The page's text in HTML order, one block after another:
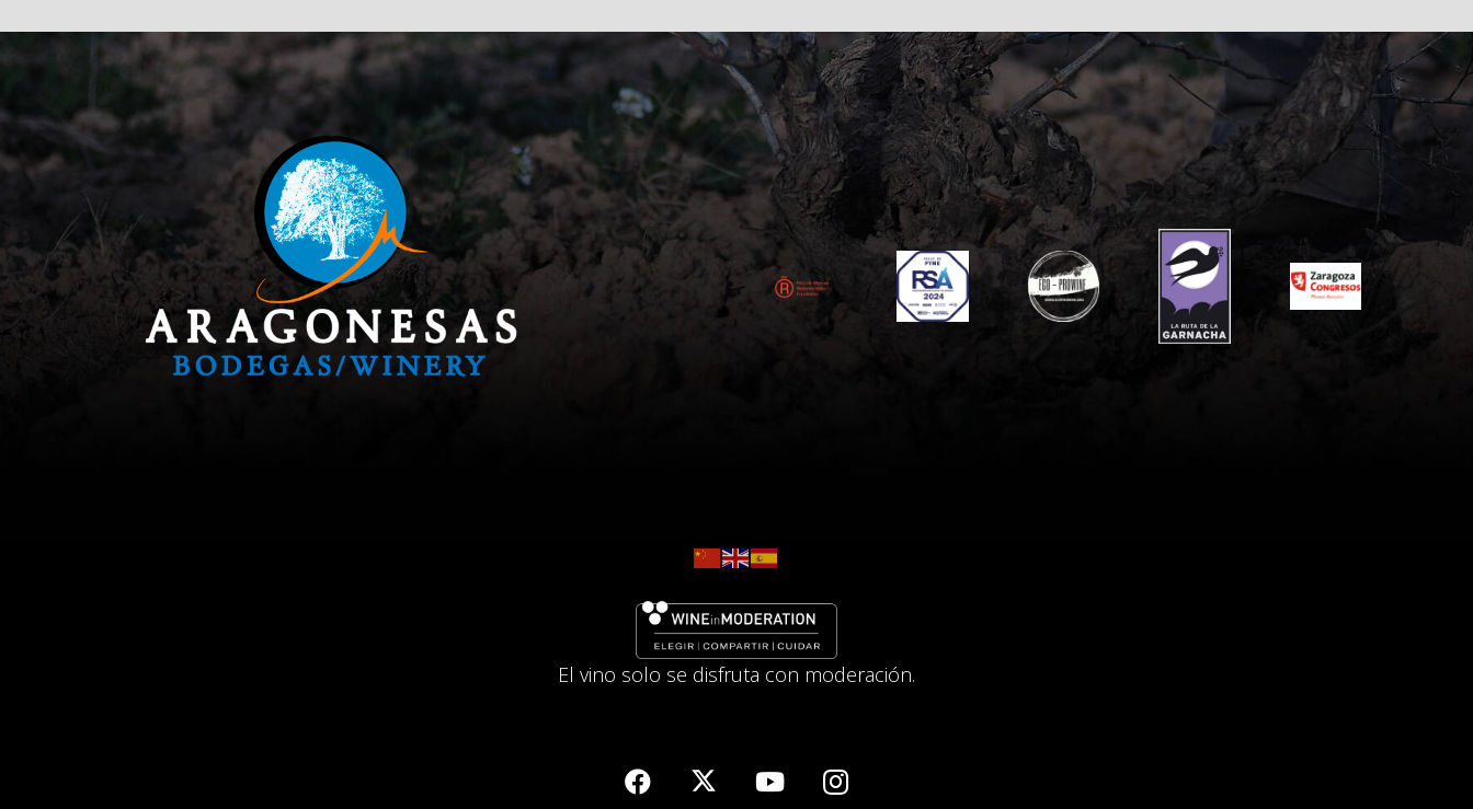
El vino solo se disfruta con moderación.